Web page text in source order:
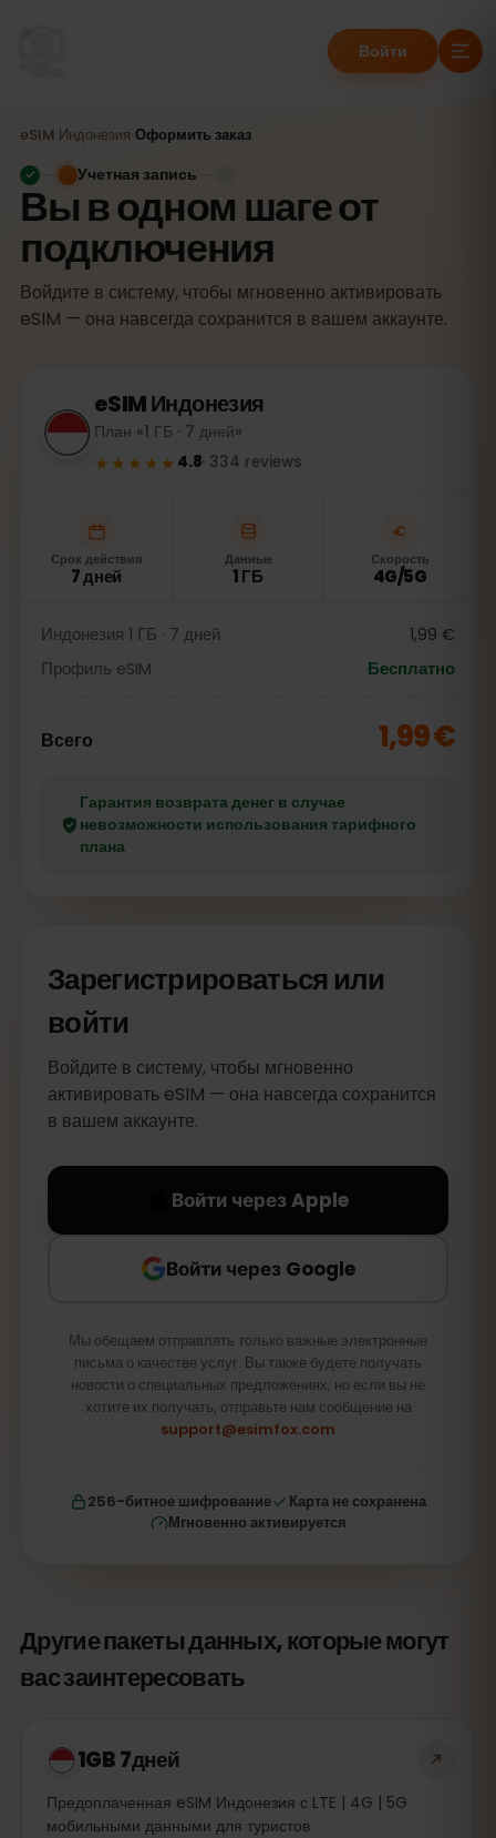
Войти
eSIM Индонезия Оформить заказ
Вы в одном шаге от
подключения
Войдите в систему, чтобы мгновенно активировать
eSIM — она навсегда сохранится в вашем аккаунте.
Учетная запись
eSIMИндонезия
План «1 ГБ · 7 дней»
★★★★★ 4.8· 334 reviews
Срок действия
7 дней
Данные
1 ГБ
Скорость
4G/5G
Индонезия 1 ГБ · 7 дней
1,99 €
Профиль eSIM
Бесплатно
Всего 1,99 €
Гарантия возврата денег в случае
невозможности использования тарифного
плана
Зарегистрироваться или
войти
Войдите в систему, чтобы мгновенно
активировать eSIM — она навсегда сохранится
в вашем аккаунте.
Войти через Apple
Войти через Google
Мы обещаем отправлять только важные электронные
письма о качестве услуг. Вы также будете получать
новости о специальных предложениях, но если вы не
хотите их получать, отправьте нам сообщение на
support@esimfox.com
256-битное шифрование
Карта не сохранена
Мгновенно активируется
Другие пакеты данных, которые могут
вас заинтересовать
1GB 7дней
Предоплаченная eSIM Индонезия с LTE | 4G | 5G
мобильными данными для туристов